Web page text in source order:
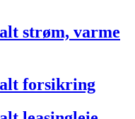
strøm, varme
forsikring